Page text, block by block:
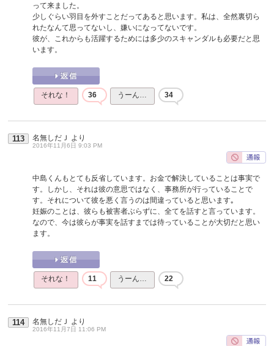
って来ました。
少しぐらい羽目を外すことだってあると思います。私は、全然裏切ら
れたなんて思ってないし、嫌いになってないです。
彼が、これからも活躍するためには多少のスキャンダルも必要だと思
います。
それな！ 36 うーん… 34
113 名無しだＪ より
2016年11月6日 9:03 PM
中島くんもとても反省しています。お金で解決していることは事実で
す。しかし、それは彼の意思ではなく、事務所が行っていることで
す。それについて彼を悪く言うのは間違っていると思います｡
妊娠のことは、彼らも被害者ぶらずに、全てを話すと言っています。
なので、今は彼らが事実を話すまでは待っていることが大切だと思い
ます。
それな！ 11 うーん… 22
114 名無しだＪ より
2016年11月7日 11:06 PM